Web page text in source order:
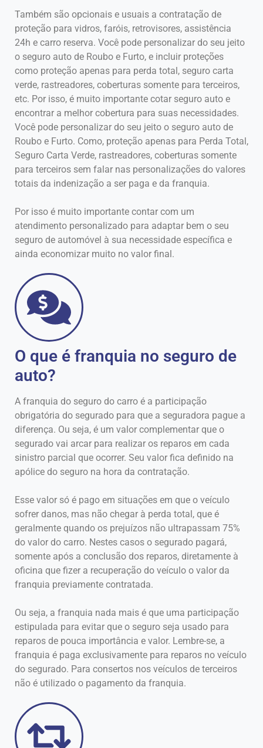
Também são opcionais e usuais a contratação de
proteção para vidros, faróis, retrovisores, assistência
24h e carro reserva. Você pode personalizar do seu jeito
o seguro auto de Roubo e Furto, e incluir proteções
como proteção apenas para perda total, seguro carta
verde, rastreadores, coberturas somente para terceiros,
etc. Por isso, é muito importante cotar seguro auto e
encontrar a melhor cobertura para suas necessidades.
Você pode personalizar do seu jeito o seguro auto de
Roubo e Furto. Como, proteção apenas para Perda Total,
Seguro Carta Verde, rastreadores, coberturas somente
para terceiros sem falar nas personalizações do valores
totais da indenização a ser paga e da franquia.
Por isso é muito importante contar com um
atendimento personalizado para adaptar bem o seu
seguro de automóvel à sua necessidade específica e
ainda economizar muito no valor final.
O que é franquia no seguro de
auto?
A franquia do seguro do carro é a participação
obrigatória do segurado para que a seguradora pague a
diferença. Ou seja, é um valor complementar que o
segurado vai arcar para realizar os reparos em cada
sinistro parcial que ocorrer. Seu valor fica definido na
apólice do seguro na hora da contratação.
Esse valor só é pago em situações em que o veículo
sofrer danos, mas não chegar à perda total, que é
geralmente quando os prejuízos não ultrapassam 75%
do valor do carro. Nestes casos o segurado pagará,
somente após a conclusão dos reparos, diretamente à
oficina que fizer a recuperação do veículo o valor da
franquia previamente contratada.
Ou seja, a franquia nada mais é que uma participação
estipulada para evitar que o seguro seja usado para
reparos de pouca importância e valor. Lembre-se, a
franquia é paga exclusivamente para reparos no veículo
do segurado. Para consertos nos veículos de terceiros
não é utilizado o pagamento da franquia.